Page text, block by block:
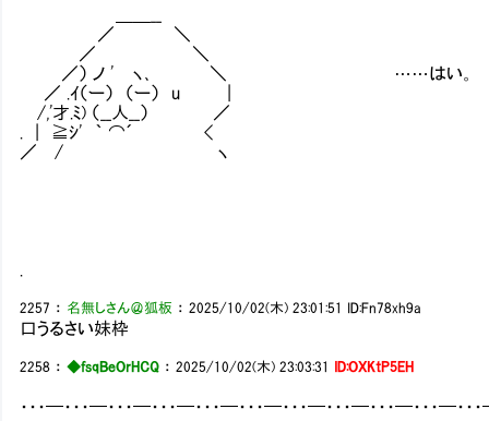
／ ＼
／ ＼
／） ノ ' ヽ､ ＼ ……はい。
／ .ｲ（ー） （ー） u |
/,'才.ﾐ) （__人__） ／
. | ≧ｼ' ｀ ⌒´ <
／ / ヽ
2257 ： 名無しさん＠狐板 ：2025/10/02(木) 23:01:51 ID:Fn78xh9a
口うるさい妹枠
2258 ：◆fsqBeOrHCQ ：2025/10/02(木) 23:03:31 ID:OXKtP5EH
・・・━・・・━・・・━・・・━・・・━・・・━・・・━・・・━・・・━・・・━・